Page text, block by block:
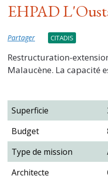
EHPAD
Partager CITADIS
Restructuration-
Malaucène. La capacité
Superficie
Budget
Type de mission
Architecte